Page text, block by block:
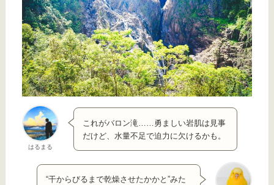
はるまる
これがバロン滝……勇ましい岩肌は見事
だけど、水量不足で迫力に欠けるかも。
“干からびるまで乾燥させたかかと”みた